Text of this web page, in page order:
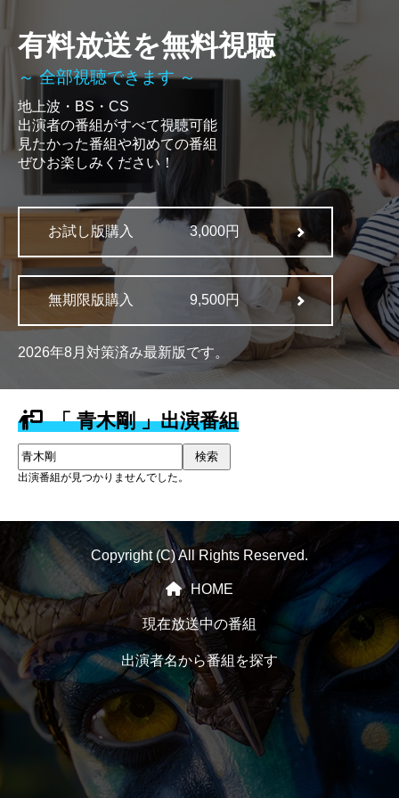
有料放送を無料視聴
～ 全部視聴できます ～
地上波・BS・CS
出演者の番組がすべて視聴可能
見たかった番組や初めての番組
ぜひお楽しみください！
お試し版購入 3,000円
無期限版購入 9,500円
2026年8月対策済み最新版です。
「 青木剛 」出演番組
検索
出演番組が見つかりませんでした。
Copyright (C) All Rights Reserved.
HOME
現在放送中の番組
出演者名から番組を探す